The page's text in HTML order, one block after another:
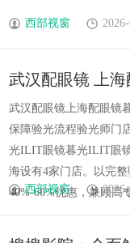
西部视窗
武汉配眼镜 上
武汉配眼镜上海配眼镜
保障验光流程验光师门
光ILIT眼镜暮光ILIT眼
海设有4家门店。以完
40%-60%优惠，兼顾高
西部视窗